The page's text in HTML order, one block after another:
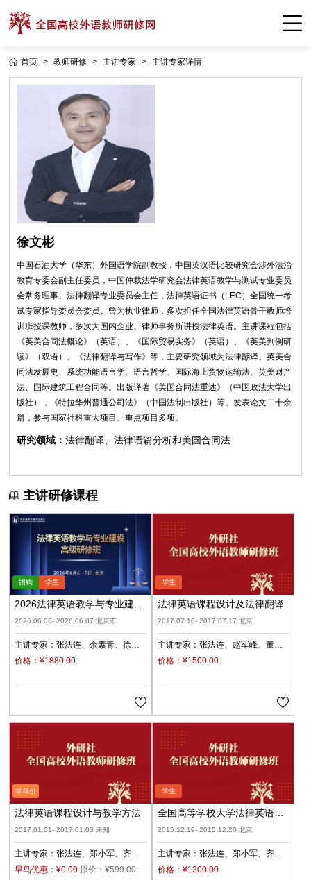
首页 > 教师研修 > 主讲专家 > 主讲专家详情
徐文彬
中国石油大学（华东）外国语学院副教授，中国英汉语比较研究会涉外法治
教育专委会副主任委员，中国仲裁法学研究会法律英语教学与测试专业委员
会常务理事、法律翻译专业委员会主任，法律英语证书（LEC）全国统一考
试专家指导委员会委员。曾为执业律师，多次担任全国法律英语骨干教师培
训班授课教师，多次为国内企业、律师事务所讲授法律英语。主讲课程包括
《英美合同法概论》（英语）、《国际贸易实务》（英语）、《英美判例研
读》（双语）、《法律翻译与写作》等，主要研究领域为法律翻译、英美合
同法发展史、系统功能语言学、语言哲学、国际海上货物运输法、英美财产
法、国际建筑工程合同等。出版译著《美国合同法重述》（中国政法大学出
版社），《特拉华州普通公司法》（中国法制出版社）等。发表论文二十余
篇，参与国家社科重大项目、重点项目多项。
研究领域：法律翻译、法律语篇分析和美国合同法
主讲研修课程
2026法律英语教学与专业建设
高级研修班
2026.06.06- 2026.06.07 北京市
主讲专家：张法连 余素青
徐文
彬
朱洁 张清
价格：¥1880.00
法律英语课程设计及法律翻译
2017.07.16- 2017.07.17 北京
主讲专家： 张法连 赵军峰
董晓
波
徐文彬
价格：¥1500.00
法律英语课程设计与教学方法
2017.01.01- 2017.01.03 未知
主讲专家：张法连 郑小军
齐
筠
徐文彬
早鸟优惠：¥0.00 原价：¥599.00
全国高等学校大学法律英语课
程设计与教学方法研修班
2015.12.19- 2015.12.20 北京
主讲专家： 张法连 郑小军
齐
筠
徐新燕 徐文彬
价格：¥1200.00